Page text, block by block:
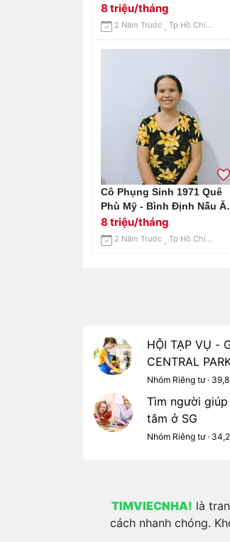
Long Cần Tìm Việc
8 triệu/tháng
2 Năm Trước Tp Hồ Chí Minh
Cô Phụng Sinh 1971 Quê
Phù Mỹ - Bình Định Nấu
Ngon Tìm Việc
8 triệu/tháng
2 Năm Trước Tp Hồ Chí Minh
HỘI TẠP VỤ -
CENTRAL
Nhóm Riêng tư ·
Tìm người
tâm ở SG
Nhóm Riêng tư ·
TIMVIECNHA! là
cách nhanh chóng.